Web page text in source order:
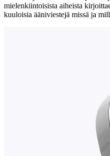
mielenkiintoisista aiheista
kuuloisia ääniviestejä missä ja